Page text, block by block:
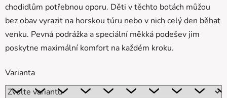
chodidlům potřebnou oporu. Děti v těchto botách můžou
bez obav vyrazit na horskou túru nebo v nich celý den běhat
venku. Pevná podrážka a speciální měkká podešev jim
poskytne maximální komfort na každém kroku.
Varianta